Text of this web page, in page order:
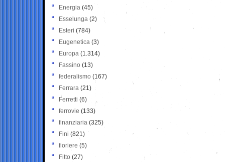
Energia (45)
Esselunga (2)
Esteri (784)
Eugenetica (3)
Europa (1.314)
Fassino (13)
federalismo (167)
Ferrara (21)
Ferretti (6)
ferrovie (133)
finanziaria (325)
Fini (821)
fioriere (5)
Fitto (27)